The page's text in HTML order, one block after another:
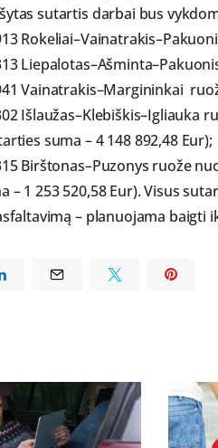
sutartis darbai bus
Vainatrakis–Margininkai
Išlaužas–Klebiškis–Igliauka
suma – 4 148 892,48 Eur);
Birštonas–Puzonys ruože
– 1 253 520,58 Eur). Visus
– planuojama baigti